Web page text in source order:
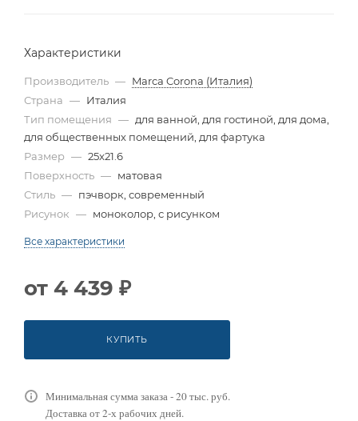
Характеристики
Производитель — Marca Corona (Италия)
Страна — Италия
Тип помещения — для ванной, для гостиной, для дома,
для общественных помещений, для фартука
Размер — 25x21.6
Поверхность — матовая
Стиль — пэчворк, современный
Рисунок — моноколор, с рисунком
Все характеристики
от 4 439 ₽
КУПИТЬ
Минимальная сумма заказа - 20 тыс. руб.
Доставка от 2-х рабочих дней.